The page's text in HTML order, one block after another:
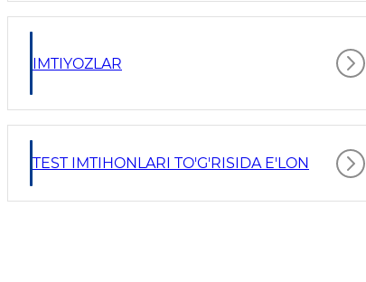
IMTIYOZLAR
TEST IMTIHONLARI TO'G'RISIDA E'LON